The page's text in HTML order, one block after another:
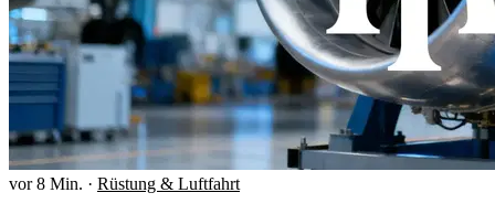
vor 8 Min. · Rüstung & Luftfahrt